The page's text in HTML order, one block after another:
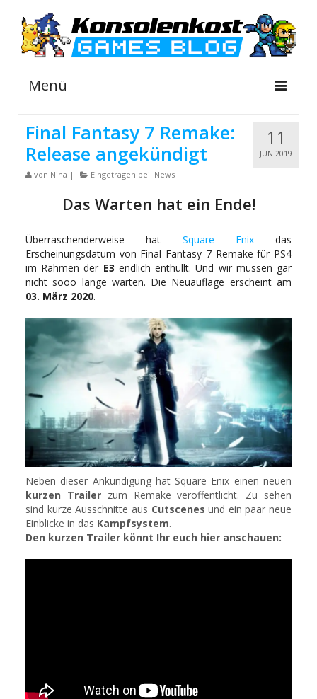
Menü
NEWS
INFOS
GUIDES
SHOP
11
JUN 2019
Final Fantasy 7 Remake:
Release angekündigt
von Nina | Eingetragen bei: News
Das Warten hat ein Ende!
Überraschenderweise hat Square Enixdas
Erscheinungsdatum von Final Fantasy 7 Remake für PS4
im Rahmen der E3 endlich enthüllt. Und wir müssen gar
nicht sooo lange warten. Die Neuauflage erscheint am
03. März 2020.
Neben dieser Ankündigung hat Square Enix einen neuen
kurzen Trailerzum Remake veröffentlicht. Zu sehen
sind kurze Ausschnitte aus Cutscenes und ein paar neue
Einblicke in das Kampfsystem.
Den kurzen Trailer könnt Ihr euch hier anschauen: